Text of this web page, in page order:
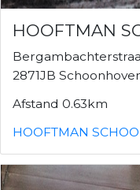
HOOFTMAN
2871JB
Afstand 0.63km
HOOFTMAN